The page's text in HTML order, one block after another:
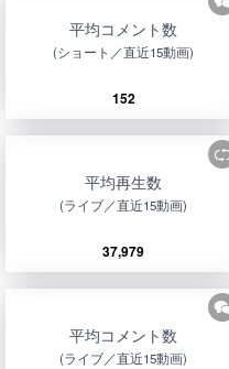
平均コメント数
(ショート／直近15動画)
152
平均再生数
(ライブ／直近15動画)
37,979
平均コメント数
(ライブ／直近15動画)